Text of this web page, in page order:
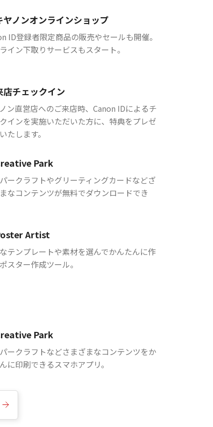
ヤノンオンラインショップ
ID登録者限定商品の販売やセールも開催。
イン下取りサービスもスタート。
店チェックイン
ン直営店へのご来店時、Canon IDによるチ
インを実施いただいた方に、特典をプレゼ
たします。
Park
ークラフトやグリーティングカードなどざ
なコンテンツが無料でダウンロードでき
Artist
テンプレートや素材を選んでかんたんに作
スター作成ツール。
Park
ークラフトなどさまざまなコンテンツをか
に印刷できるスマホアプリ。